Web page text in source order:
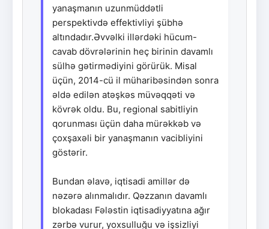
yanaşmanın uzunmüddətli
perspektivdə effektivliyi şübhə
altındadır.Əvvəlki illərdəki hücum-
cavab dövrələrinin heç birinin davamlı
sülhə gətirmədiyini görürük. Misal
üçün, 2014-cü il müharibəsindən sonra
əldə edilən atəşkəs müvəqqəti və
kövrək oldu. Bu, regional sabitliyin
qorunması üçün daha mürəkkəb və
çoxşaxəli bir yanaşmanın vacibliyini
göstərir.
Bundan əlavə, iqtisadi amillər də
nəzərə alınmalıdır. Qəzzanın davamlı
blokadası Fələstin iqtisadiyyatına ağır
zərbə vurur, yoxsulluğu və işsizliyi